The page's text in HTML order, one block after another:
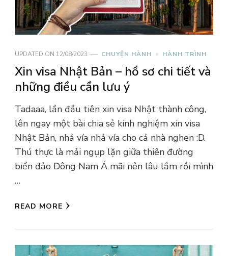
UPDATED ON 12/08/2023 CHUYỆN HÀNH HÀNH TRÌNH
Xin visa Nhật Bản – hồ sơ chi tiết và
những điều cần lưu ý
Tadaaa, lần đầu tiên xin visa Nhật thành công,
lên ngay một bài chia sẻ kinh nghiệm xin visa
Nhật Bản, nhả vía nhả vía cho cả nhà nghen :D.
Thú thực là mải ngụp lặn giữa thiên đường
biển đảo Đông Nam Á mãi nên lâu lắm rồi mình
…
READ MORE